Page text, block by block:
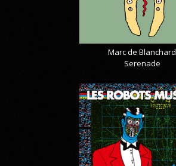
Marc de Blanchard
Serenade